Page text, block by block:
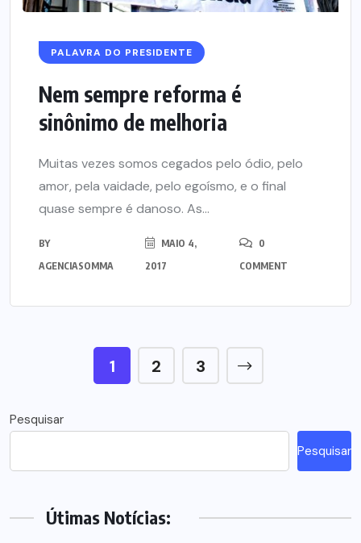
PALAVRA DO PRESIDENTE
Nem sempre reforma é
sinônimo de melhoria
Muitas vezes somos cegados pelo ódio, pelo
amor, pela vaidade, pelo egoísmo, e o final
quase sempre é danoso. As...
BY
AGENCIASOMMA
MAIO 4,
2017
0
COMMENT
1 2 3
Pesquisar
Pesquisar
Útimas Notícias: